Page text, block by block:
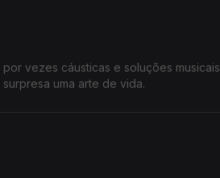
vezes cáusticas e soluções musicais
uma arte de vida.